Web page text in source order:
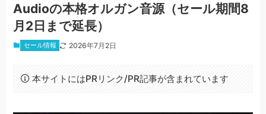
Audioの本格オルガン音源（セール期間8
月2日まで延長）
セール情報 2026年7月2日
本サイトにはPRリンク/PR記事が含まれています